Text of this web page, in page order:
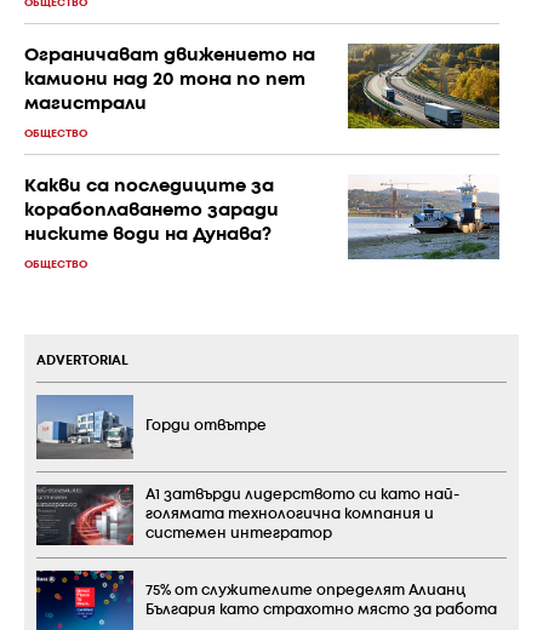
ОБЩЕСТВО
Ограничават движението на
камиони над 20 тона по пет
магистрали
ОБЩЕСТВО
Какви са последиците за
корабоплаването заради
ниските води на Дунава?
ОБЩЕСТВО
ADVERTORIAL
Горди отвътре
А1 затвърди лидерството си като най-
голямата технологична компания и
системен интегратор
75% от служителите определят Алианц
България като страхотно място за работа